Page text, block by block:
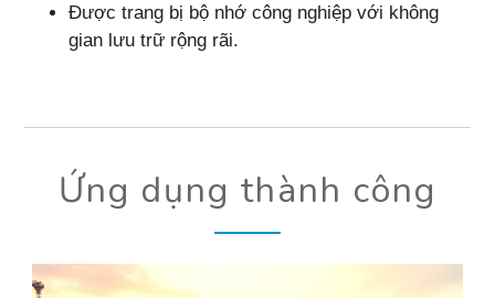
Được trang bị bộ nhớ công nghiệp với không
gian lưu trữ rộng rãi.
Ứng dụng thành công